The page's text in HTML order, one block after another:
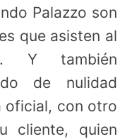
Palazzo son
que asisten al
Y también
de nulidad
oficial, con otro
cliente, quien